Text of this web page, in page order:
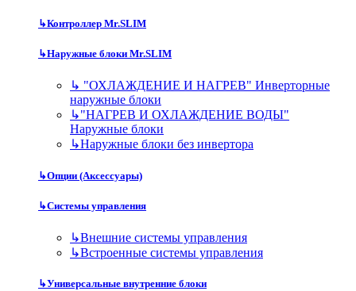
↳Контроллер Mr.SLIM
↳Наружные блоки Mr.SLIM
↳ "ОХЛАЖДЕНИЕ И НАГРЕВ" Инверторные
наружные блоки
↳"НАГРЕВ И ОХЛАЖДЕНИЕ ВОДЫ"
Наружные блоки
↳Наружные блоки без инвертора
↳Опции (Аксессуары)
↳Системы управления
↳Внешние системы управления
↳Встроенные системы управления
↳Универсальные внутренние блоки